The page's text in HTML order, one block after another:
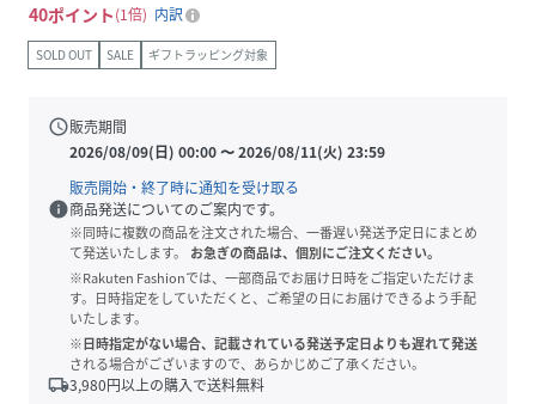
40ポイント 1倍 内訳
SOLD OUT SALE ギフトラッピング対象
schedule販売期間
2026/08/09(日) 00:00〜2026/08/11(火) 23:59
販売開始・終了時に通知を受け取る
info商品発送についてのご案内です。
※同時に複数の商品を注文された場合、一番遅い発送予定日にまとめ
て発送いたします。
お急ぎの商品は、個別にご注文ください。
※Rakuten Fashionでは、一部商品でお届け日時をご指定いただけま
す。日時指定をしていただくと、ご希望の日にお届けできるよう手配
いたします。
※日時指定がない場合、記載されている発送予定日よりも遅れて発送
される場合がございますので、あらかじめご了承ください。
local_shipping3,980円以上の購入で送料無料